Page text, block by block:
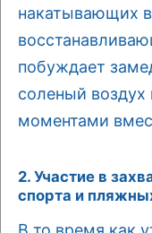
накатывающих
побуждает
соленый
моментами
2. Участие в
спорта и